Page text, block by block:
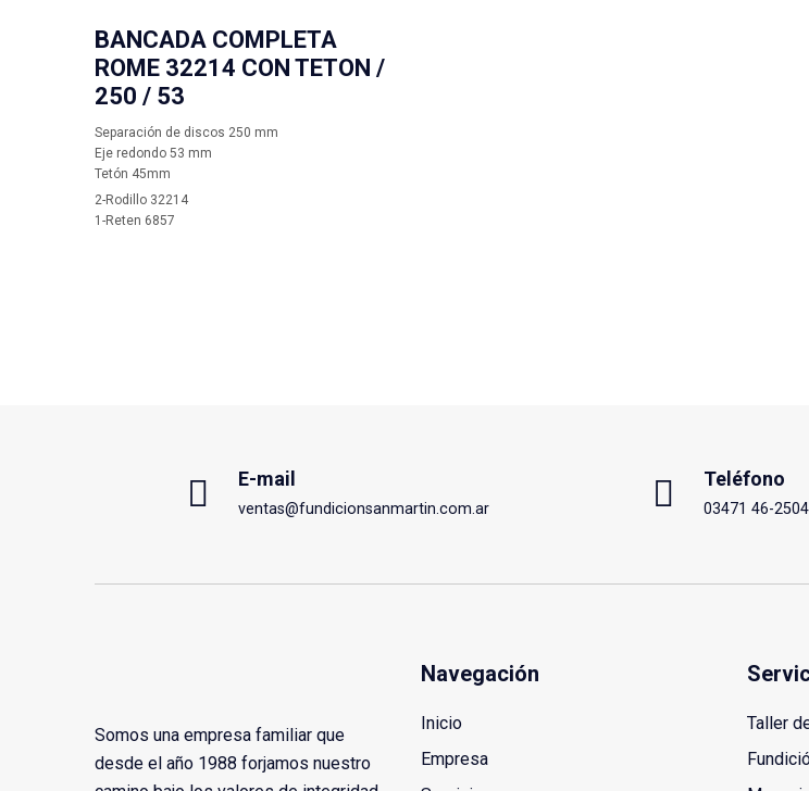
BANCADA COMPLETA
ROME 32214 CON TETON /
250 / 53
Separación de discos 250 mm
Eje redondo 53 mm
Tetón 45mm
2-Rodillo 32214
1-Reten 6857
E-mail
ventas@fundicionsanmartin.com.ar
Teléfono
03471 46-2504
Somos una empresa familiar que
desde el año 1988 forjamos nuestro
Navegación
Inicio
Empresa
Taller